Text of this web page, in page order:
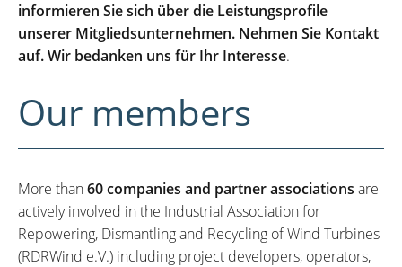
informieren Sie sich über die Leistungsprofile
unserer Mitgliedsunternehmen. Nehmen Sie Kontakt
auf. Wir bedanken uns für Ihr Interesse.
Our members
More than60 companies and partner associations are
actively involved in the Industrial Association for
Repowering, Dismantling and Recycling of Wind Turbines
(RDRWind e.V.) including project developers, operators,